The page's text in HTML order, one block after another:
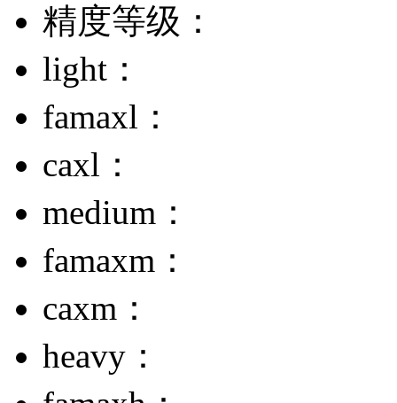
精度等级：
light：
famaxl：
caxl：
medium：
famaxm：
caxm：
heavy：